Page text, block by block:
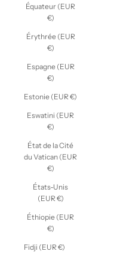
Équateur (EUR
€)
Érythrée (EUR
€)
Espagne (EUR
€)
Estonie (EUR €)
Eswatini (EUR
€)
État de la Cité
du Vatican (EUR
€)
États-Unis
(EUR €)
Éthiopie (EUR
€)
Fidji (EUR €)